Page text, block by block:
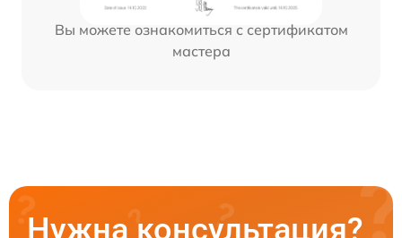
Вы можете ознакомиться с сертификатом
мастера
Нужна консультация?